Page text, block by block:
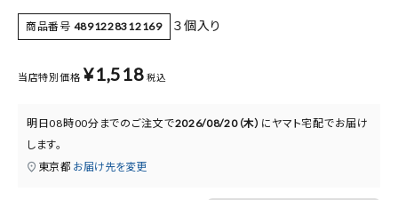
医薬品に関する注意事項
特定商取引法について
お問い合わせ
商品番号 4891228312169 ３個入り
当店特別価格 ¥1,518 税込
明日08時00分 までのご注文で2026/08/20（木） に ヤマト宅配でお届け
します。
東京都 お届け先を変更